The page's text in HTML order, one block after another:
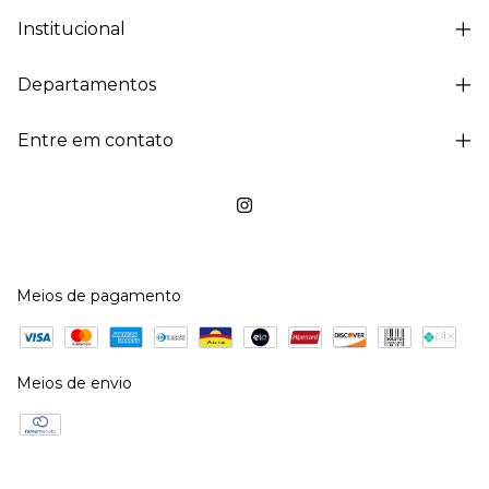
Institucional
Departamentos
Entre em contato
Meios de pagamento
Meios de envio